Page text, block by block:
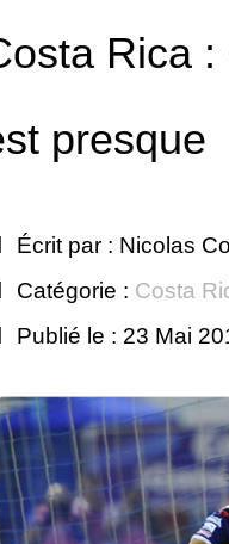
Rica
presque
Écrit par : Nicolas
Catégorie : Costa
Publié le : 23 Mai